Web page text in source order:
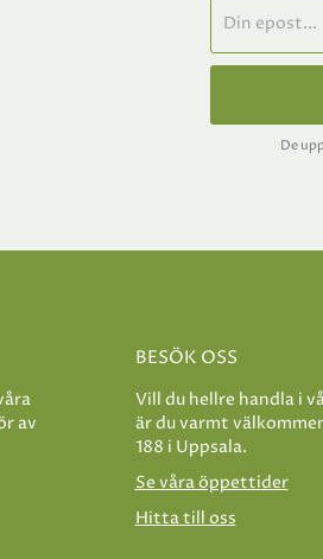
De
av
BESÖK OSS
Vill du hellre handla i
är du varmt
188 i Uppsala.
Se våra öppettider
Hitta till oss